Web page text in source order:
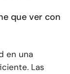
que ver con
en una
Las